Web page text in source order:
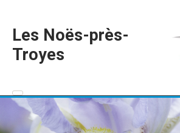
Les Noës-près-
Troyes